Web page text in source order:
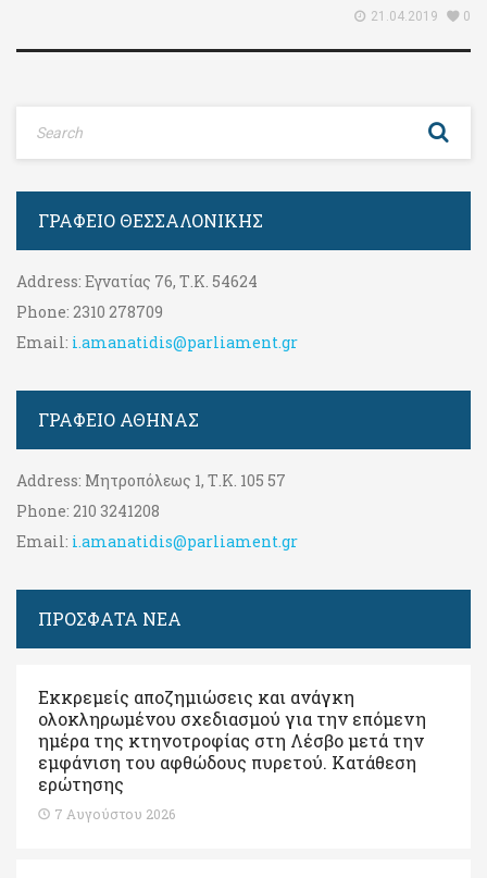
21.04.2019
0
ΓΡΑΦΕΊΟ ΘΕΣΣΑΛΟΝΊΚΗΣ
Address: Εγνατίας 76, Τ.Κ. 54624
Phone: 2310 278709
Email: i.amanatidis@parliament.gr
ΓΡΑΦΕΊΟ ΑΘΉΝΑΣ
Address: Μητροπόλεως 1, Τ.Κ. 105 57
Phone: 210 3241208
Email: i.amanatidis@parliament.gr
ΠΡΟΣΦΑΤΑ ΝΕΑ
Εκκρεμείς αποζημιώσεις και ανάγκη
ολοκληρωμένου σχεδιασμού για την επόμενη
ημέρα της κτηνοτροφίας στη Λέσβο μετά την
εμφάνιση του αφθώδους πυρετού. Kατάθεση
ερώτησης
7 Αυγούστου 2026